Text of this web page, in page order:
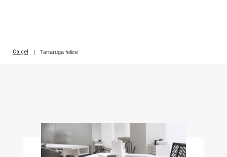
Calgel | Tartaruga felice